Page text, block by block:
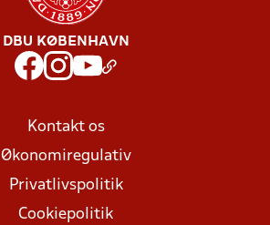
DBU KØBENHAVN
Kontakt os
Økonomiregulativ
Privatlivspolitik
Cookiepolitik